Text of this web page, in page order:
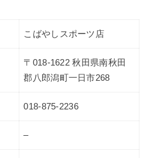
こばやしスポーツ店
〒018-1622 秋田県南秋田
郡八郎潟町一日市268
018-875-2236
–